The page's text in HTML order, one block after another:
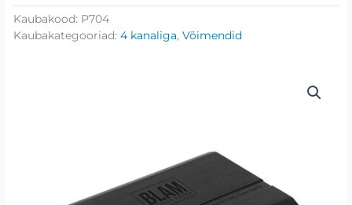
Kaubakood: P704
Kaubakategooriad: 4 kanaliga, Võimendid